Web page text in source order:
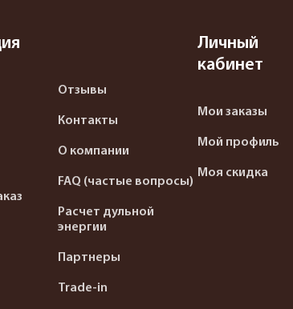
Отзывы
Контакты
О компании
FAQ (частые вопросы)
Расчет дульной
энергии
Партнеры
Trade-in
Личный
кабинет
Мои заказы
Мой профиль
Моя скидка